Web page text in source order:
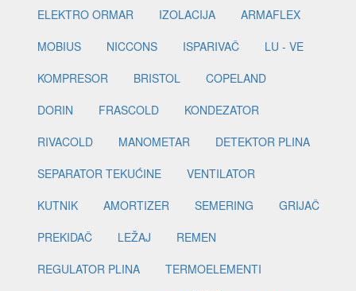
ELEKTRO ORMAR
IZOLACIJA
ARMAFLEX
MOBIUS
NICCONS ISPARIVAČ
LU - VE
KOMPRESOR
BRISTOL
COPELAND
DORIN
FRASCOLD
KONDEZATOR
RIVACOLD
MANOMETAR
DETEKTOR PLINA
SEPARATOR TEKUĆINE
VENTILATOR
KUTNIK
AMORTIZER SEMERING
GRIJAČ
PREKIDAČ
LEŽAJ
REMEN
REGULATOR PLINA
TERMOELEMENTI